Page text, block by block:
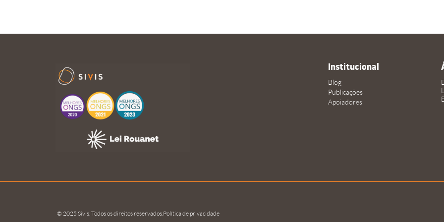
Institucional
Blog
Publicações
Apoiadores
© 2025 Sivis. Todos os direitos reservados. Política de privacidade